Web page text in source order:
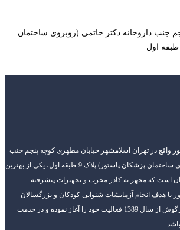
جنب داروخانه دکتر حاتمی (روبروی ساختمان
واقع در تهران اسلامشهر خیابان مطهری کوچه پنجم جنب
داروخانه دکتر حاتمی (روبروی ساختمان پزشکان پاستور) پلاک 9 طبقه اول، یکی از بهترین
است که مجهز به کادر مجرب و تجهیزات پیشرفته
با هدف انجام آزمایشات شنوایی کودکان و بزرگسالان
تجویز سمعک و ارزیابی وزوزگوش از سال 1389 فعالیت خود را آغاز نموده و در خدمت